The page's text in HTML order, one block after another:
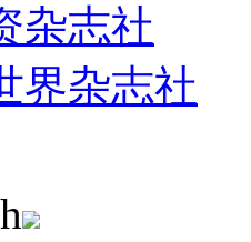
杂志社
界杂志社